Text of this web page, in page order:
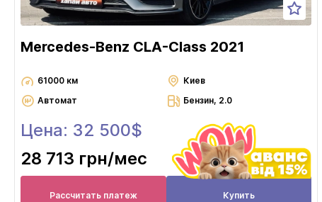
Mercedes-Benz CLA-Class 2021
61000 км
Киев
Автомат
Бензин, 2.0
Цена: 32 500$
28 713 грн/мес
Рассчитать платеж Купить